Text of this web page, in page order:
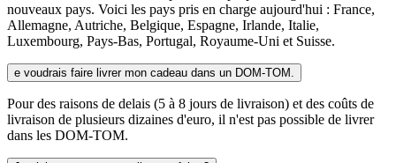
nouveaux pays. Voici les pays pris en charge aujourd'hui : France,
Allemagne, Autriche, Belgique, Espagne, Irlande, Italie,
Luxembourg, Pays-Bas, Portugal, Royaume-Uni et Suisse.
e voudrais faire livrer mon cadeau dans un DOM-TOM.
Pour des raisons de delais (5 à 8 jours de livraison) et des coûts de
livraison de plusieurs dizaines d'euro, il n'est pas possible de livrer
dans les DOM-TOM.